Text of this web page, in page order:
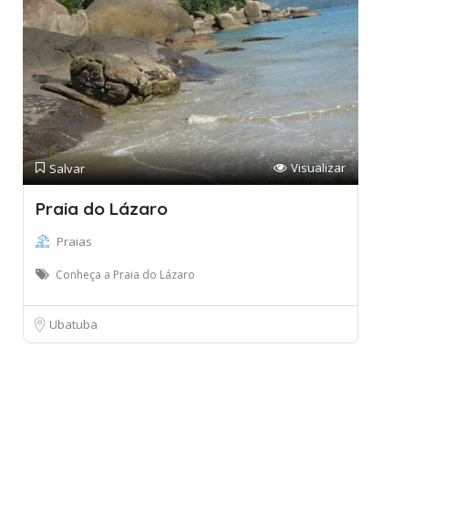
Salvar Visualizar
Praia do Lázaro
Praias
Conheça a Praia do Lázaro
Ubatuba